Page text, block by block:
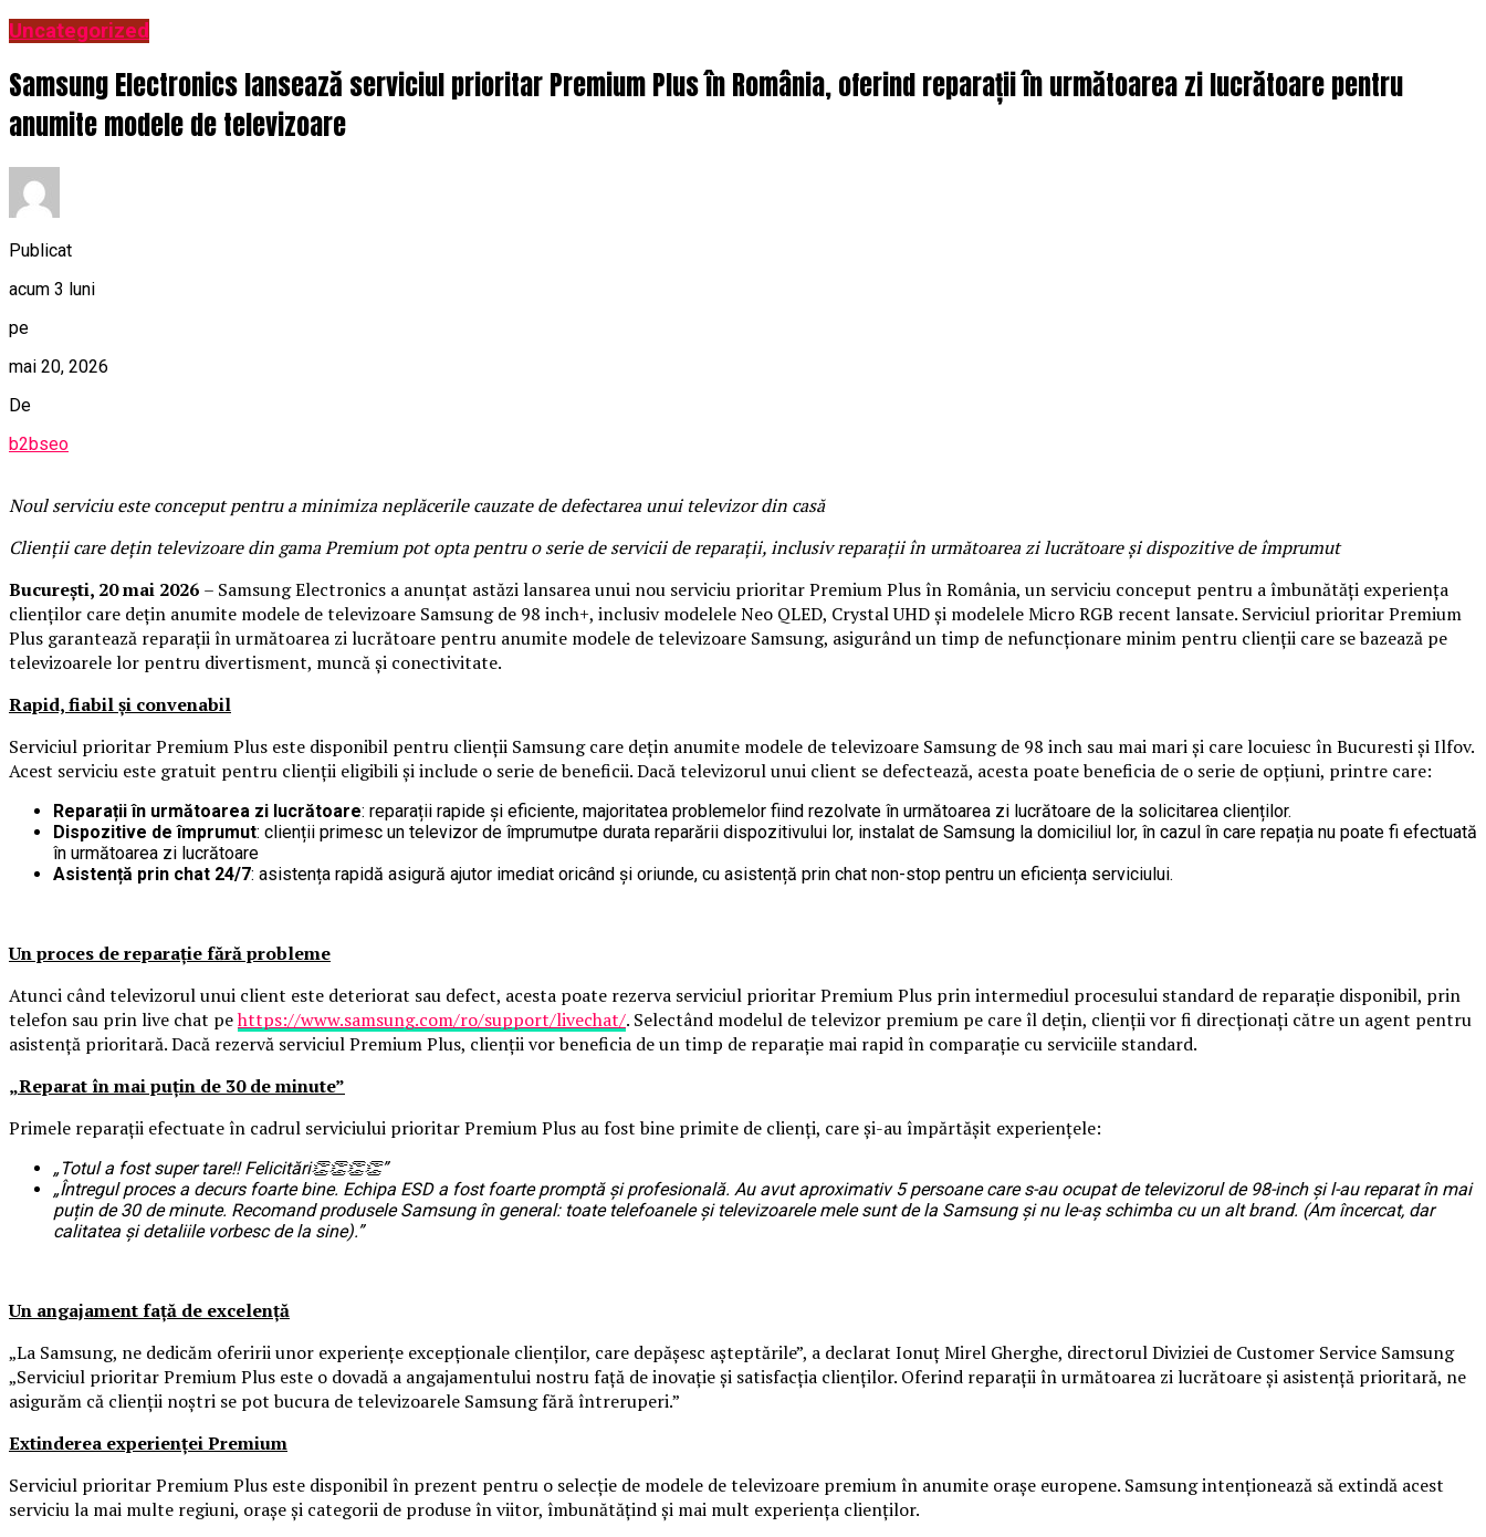
Uncategorized
Samsung Electronics lansează serviciul prioritar Premium Plus în România, oferind reparații în următoarea zi lucrătoare pentru
anumite modele de televizoare
Publicat
acum 3 luni
pe
mai 20, 2026
De
b2bseo
Noul serviciu este conceput pentru a minimiza neplăcerile cauzate de defectarea unui televizor din casă
Clienții care dețin televizoare din gama Premium pot opta pentru o serie de servicii de reparații, inclusiv reparații în următoarea zi lucrătoare și dispozitive de împrumut
București, 20 mai 2026 – Samsung Electronics a anunțat astăzi lansarea unui nou serviciu prioritar Premium Plus în România, un serviciu conceput pentru a îmbunătăți experiența
clienților care dețin anumite modele de televizoare Samsung de 98 inch+, inclusiv modelele Neo QLED, Crystal UHD și modelele Micro RGB recent lansate. Serviciul prioritar Premium
Plus garantează reparații în următoarea zi lucrătoare pentru anumite modele de televizoare Samsung, asigurând un timp de nefuncționare minim pentru clienții care se bazează pe
televizoarele lor pentru divertisment, muncă și conectivitate.
Rapid, fiabil și convenabil
Serviciul prioritar Premium Plus este disponibil pentru clienții Samsung care dețin anumite modele de televizoare Samsung de 98 inch sau mai mari și care locuiesc în Bucuresti și Ilfov.
Acest serviciu este gratuit pentru clienții eligibili și include o serie de beneficii. Dacă televizorul unui client se defectează, acesta poate beneficia de o serie de opțiuni, printre care:
Reparații în următoarea zi lucrătoare: reparații rapide și eficiente, majoritatea problemelor fiind rezolvate în următoarea zi lucrătoare de la solicitarea clienților.
Dispozitive de împrumut: clienții primesc un televizor de împrumutpe durata reparării dispozitivului lor, instalat de Samsung la domiciliul lor, în cazul în care repația nu poate fi efectuată
în următoarea zi lucrătoare
Asistență prin chat 24/7: asistența rapidă asigură ajutor imediat oricând și oriunde, cu asistență prin chat non-stop pentru un eficiența serviciului.
Un proces de reparație fără probleme
Atunci când televizorul unui client este deteriorat sau defect, acesta poate rezerva serviciul prioritar Premium Plus prin intermediul procesului standard de reparație disponibil, prin
telefon sau prin live chat pehttps://www.samsung.com/ro/support/livechat/. Selectând modelul de televizor premium pe care îl dețin, clienții vor fi direcționați către un agent pentru
asistență prioritară. Dacă rezervă serviciul Premium Plus, clienții vor beneficia de un timp de reparație mai rapid în comparație cu serviciile standard.
„Reparat în mai puțin de 30 de minute”
Primele reparații efectuate în cadrul serviciului prioritar Premium Plus au fost bine primite de clienți, care și-au împărtășit experiențele:
„Totul a fost super tare!! Felicitări👏👏👏👏”
„Întregul proces a decurs foarte bine. Echipa ESD a fost foarte promptă și profesională. Au avut aproximativ 5 persoane care s-au ocupat de televizorul de 98-inch și l-au reparat în mai
puțin de 30 de minute. Recomand produsele Samsung în general: toate telefoanele și televizoarele mele sunt de la Samsung și nu le-aș schimba cu un alt brand. (Am încercat, dar
calitatea și detaliile vorbesc de la sine).”
Un angajament față de excelență
„La Samsung, ne dedicăm oferirii unor experiențe excepționale clienților, care depășesc așteptările”, a declarat Ionuț Mirel Gherghe, directorul Diviziei de Customer Service Samsung
„Serviciul prioritar Premium Plus este o dovadă a angajamentului nostru față de inovație și satisfacția clienților. Oferind reparații în următoarea zi lucrătoare și asistență prioritară, ne
asigurăm că clienții noștri se pot bucura de televizoarele Samsung fără întreruperi.”
Extinderea experienței Premium
Serviciul prioritar Premium Plus este disponibil în prezent pentru o selecție de modele de televizoare premium în anumite orașe europene. Samsung intenționează să extindă acest
serviciu la mai multe regiuni, orașe și categorii de produse în viitor, îmbunătățind și mai mult experiența clienților.